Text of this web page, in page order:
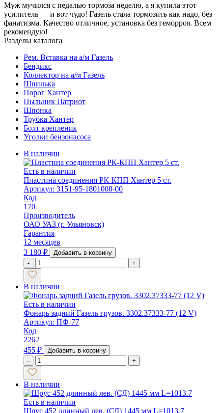
Муж мучился с педалью тормоза неделю, а я купила этот
усилитель — и вот чудо! Газель стала тормозить как надо, без
фанатизма. Качество отличное, установка без геморроя. Всем
рекомендую!
Разделы каталога
Рем. Вставка на а/м Газель
Бендикс
Коллектор на а/м Газель
Шпилька
Порог Хантер
Пыльник Патриот
Шпонка
Трубка Хантер
Болт крепления
Уголки бензонасоса
В наличии
Есть в наличии
Пластина соединения РК-КПП Хантер 5 ст.
Артикул: 3151-95-1801008-00
Код
170
Производитель
ОАО УАЗ (г. Ульяновск)
Гарантия
12 месяцев
3 180 ₽
Добавить в корзину
-
+
В наличии
Есть в наличии
Фонарь задний Газель грузов. 3302.37333-77 (12 V)
Артикул: ПФ-77
Код
2262
455 ₽
Добавить в корзину
-
+
В наличии
Есть в наличии
Шрус 452 длинный лев. (СД) 1445 мм L=1013.7